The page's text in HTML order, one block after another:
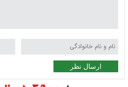
ارسال نظر